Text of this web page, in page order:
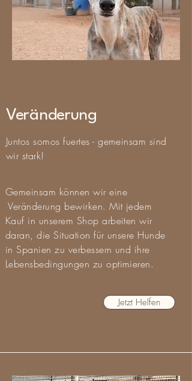
Veränderung
Juntos somos fuertes - gemeinsam sind
wir stark!
Gemeinsam können wir eine
Veränderung bewirken. Mit jedem
Kauf in unserem Shop arbeiten wir
daran, die Situation für unsere Hunde
in Spanien zu verbessern und ihre
Lebensbedingungen zu optimieren.
Jetzt Helfen